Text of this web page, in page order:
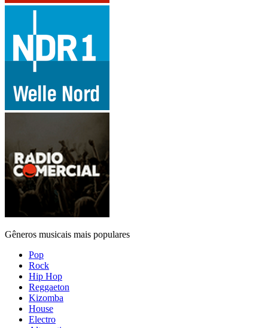
Gêneros musicais mais populares
Pop
Rock
Hip Hop
Reggaeton
Kizomba
House
Electro